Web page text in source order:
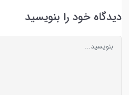
دیدگاه خود را بنویسید